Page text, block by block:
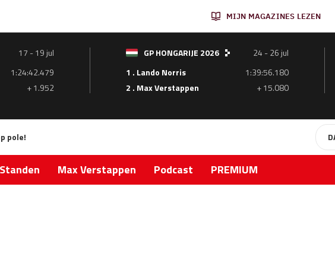
MIJN MAGAZINES LEZEN
17 - 19 jul
1:24:42.479
+ 1.952
GP HONGARIJE 2026
24 - 26 jul
1 . Lando Norris
1:39:56.180
2 . Max Verstappen
+ 15.080
pole!
Standen Max Verstappen Podcast PREMIUM